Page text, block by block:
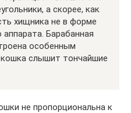
а скорее, как
хищника не в форме
Барабанная
особенным
слышит тончайшие
не пропорциональна к